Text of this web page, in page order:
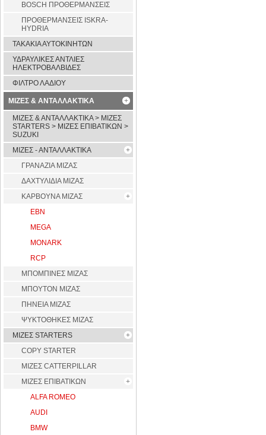
BOSCH ΠΡΟΘΕΡΜΑΝΣΕΙΣ
ΠΡΟΘΕΡΜΑΝΣΕΙΣ ISKRA-
HYDRIA
ΤΑΚΑΚΙΑ ΑΥΤΟΚΙΝΗΤΩΝ
ΥΔΡΑΥΛΙΚΕΣ ΑΝΤΛΙΕΣ
ΗΛΕΚΤΡΟΒΑΛΒΙΔΕΣ
ΦΙΛΤΡΟ ΛΑΔΙΟΥ
ΜΙΖΕΣ & ΑΝΤΑΛΛΑΚΤΙΚΑ
ΜΙΖΕΣ & ΑΝΤΑΛΛΑΚΤΙΚΑ > ΜΙΖΕΣ
STARTERS > ΜΙΖΕΣ ΕΠΙΒΑΤΙΚΩΝ >
SUZUKI
ΜΙΖΕΣ - ΑΝΤΑΛΛΑΚΤΙΚΑ
ΓΡΑΝΑΖΙΑ ΜΙΖΑΣ
ΔΑΧΤΥΛΙΔΙΑ ΜΙΖΑΣ
ΚΑΡΒΟΥΝΑ ΜΙΖΑΣ
EBN
MEGA
MONARK
RCP
ΜΠΟΜΠΙΝΕΣ ΜΙΖΑΣ
ΜΠΟΥΤΟΝ ΜΙΖΑΣ
ΠΗΝΕΙΑ ΜΙΖΑΣ
ΨΥΚΤΟΘΗΚΕΣ ΜΙΖΑΣ
ΜΙΖΕΣ STARTERS
COPY STARTER
ΜΙΖΕΣ CATTERPILLAR
ΜΙΖΕΣ ΕΠΙΒΑΤΙΚΩΝ
ALFA ROMEO
AUDI
BMW